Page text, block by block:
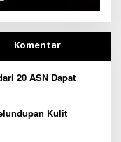
Komentar
20 ASN Dapat
Kulit